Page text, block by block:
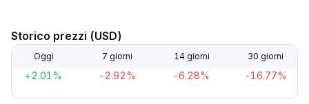
Storico prezzi (USD)
Oggi 7 giorni 14 giorni 30 giorni
+2.01% -2.92% -6.28% -16.77%